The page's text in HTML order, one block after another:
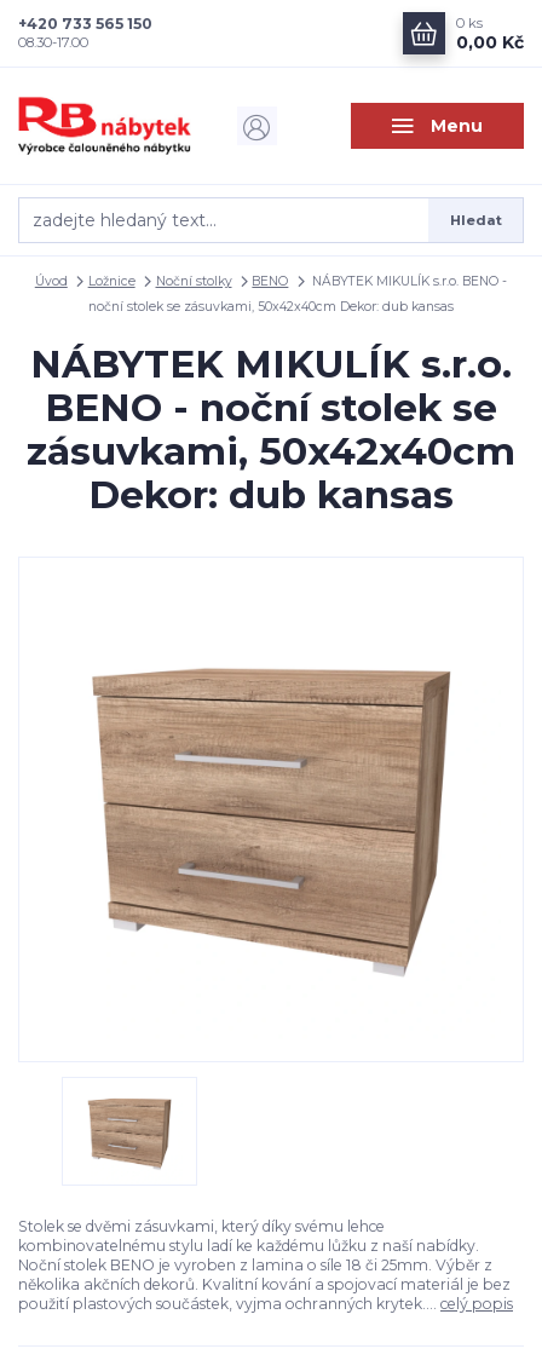
Menu
Hledat
+420 733 565 150
08.30-17.00
0 ks
0,00 Kč
Úvod Ložnice Noční stolky BENO
NÁBYTEK MIKULÍK s.r.o. BENO -
noční stolek se zásuvkami, 50x42x40cm Dekor: dub kansas
NÁBYTEK MIKULÍK s.r.o.
BENO - noční stolek se
zásuvkami, 50x42x40cm
Dekor: dub kansas
Stolek se dvěmi zásuvkami, který díky svému lehce
kombinovatelnému stylu ladí ke každému lůžku z naší nabídky.
Noční stolek BENO je vyroben z lamina o síle 18 či 25mm. Výběr z
několika akčních dekorů. Kvalitní kování a spojovací materiál je bez
použití plastových součástek, vyjma ochranných krytek.... celý popis